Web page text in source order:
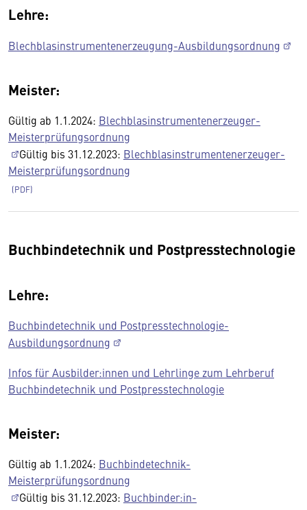
Lehre:
Blechblasinstrumentenerzeugung-Ausbildungsordnung
Meister:
Gültig ab 1.1.2024: Blechblasinstrumentenerzeuger-
Meisterprüfungsordnung
Gültig bis 31.12.2023: Blechblasinstrumentenerzeuger-
Meisterprüfungsordnung
Buchbindetechnik und Postpresstechnologie
Lehre:
Buchbindetechnik und Postpresstechnologie-
Ausbildungsordnung
Infos für Ausbilder:innen und Lehrlinge zum Lehrberuf
Buchbindetechnik und Postpresstechnologie
Meister:
Gültig ab 1.1.2024: Buchbindetechnik-
Meisterprüfungsordnung
Gültig bis 31.12.2023: Buchbinder:in-